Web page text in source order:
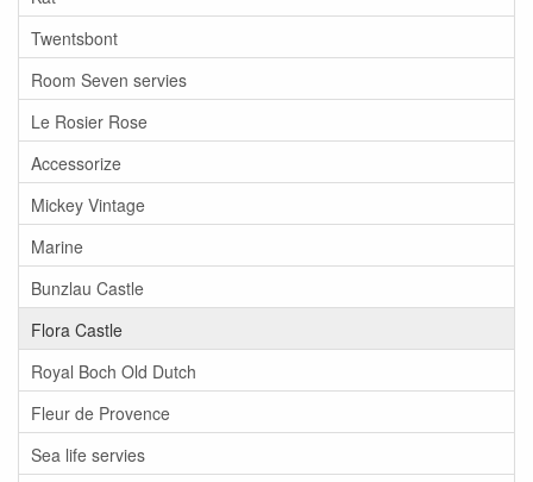
Twentsbont
Room Seven servies
Le Rosier Rose
Accessorize
Mickey Vintage
Marine
Bunzlau Castle
Flora Castle
Royal Boch Old Dutch
Fleur de Provence
Sea life servies